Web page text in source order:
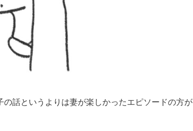
話というよりは妻が楽しかったエピソードの方が